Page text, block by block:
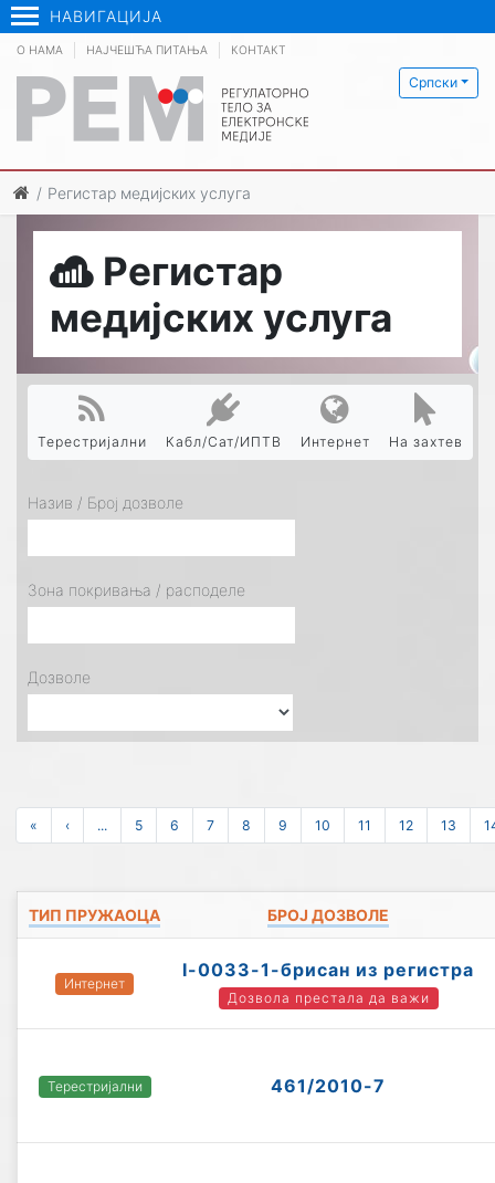
НАВИГАЦИЈА
Српски
О НАМА НАЈЧЕШЋА ПИТАЊА КОНТАКТ
Регистар медијских услуга
Регистар
медијских услуга
Терестријални Кабл/Сат/ИПТВ Интернет На захтев
Назив / Број дозволе
Зона покривања / расподеле
Дозволе
« ‹ ... 5 6 7 8 9 10 11 12 13
ТИП ПРУЖАОЦА БРОЈ ДОЗВОЛЕ
Интернет
I-0033-1-брисан из регистра
Дозвола престала да важи
Терестријални 461/2010-7